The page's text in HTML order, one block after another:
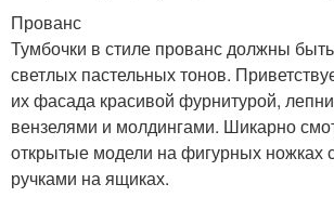
Прованс
Тумбочки в стиле прованс должны
светлых пастельных тонов.
их фасада красивой фурнитурой,
вензелями и молдингами. Шикарно
открытые модели на фигурных ножках
ручками на ящиках.